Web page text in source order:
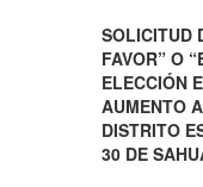
SOLICITUD
FAVOR” O
ELECCIÓN
AUMENTO
DISTRITO
30 DE